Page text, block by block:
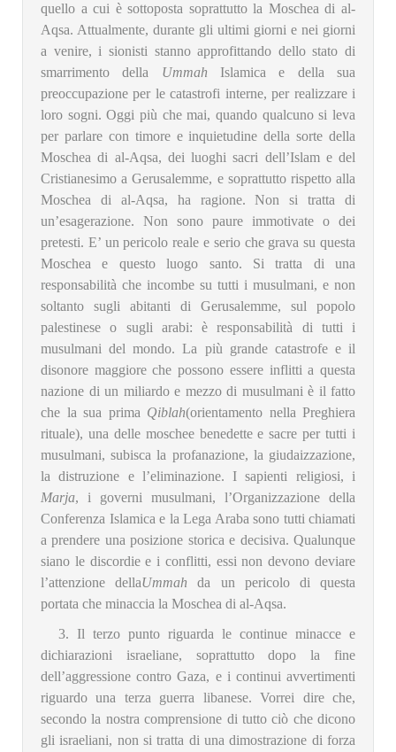
quello a cui è sottoposta soprattutto la Moschea di al-
Aqsa. Attualmente, durante gli ultimi giorni e nei giorni
a venire, i sionisti stanno approfittando dello stato di
smarrimento della Ummah Islamica e della sua
preoccupazione per le catastrofi interne, per realizzare i
loro sogni. Oggi più che mai, quando qualcuno si leva
per parlare con timore e inquietudine della sorte della
Moschea di al-Aqsa, dei luoghi sacri dell’Islam e del
Cristianesimo a Gerusalemme, e soprattutto rispetto alla
Moschea di al-Aqsa, ha ragione. Non si tratta di
un’esagerazione. Non sono paure immotivate o dei
pretesti. E’ un pericolo reale e serio che grava su questa
Moschea e questo luogo santo. Si tratta di una
responsabilità che incombe su tutti i musulmani, e non
soltanto sugli abitanti di Gerusalemme, sul popolo
palestinese o sugli arabi: è responsabilità di tutti i
musulmani del mondo. La più grande catastrofe e il
disonore maggiore che possono essere inflitti a questa
nazione di un miliardo e mezzo di musulmani è il fatto
che la sua prima Qiblah(orientamento nella Preghiera
rituale), una delle moschee benedette e sacre per tutti i
musulmani, subisca la profanazione, la giudaizzazione,
la distruzione e l’eliminazione. I sapienti religiosi, i
Marja, i governi musulmani, l’Organizzazione della
Conferenza Islamica e la Lega Araba sono tutti chiamati
a prendere una posizione storica e decisiva. Qualunque
siano le discordie e i conflitti, essi non devono deviare
l’attenzione dellaUmmah da un pericolo di questa
portata che minaccia la Moschea di al-Aqsa.
3. Il terzo punto riguarda le continue minacce e
dichiarazioni israeliane, soprattutto dopo la fine
dell’aggressione contro Gaza, e i continui avvertimenti
riguardo una terza guerra libanese. Vorrei dire che,
secondo la nostra comprensione di tutto ciò che dicono
gli israeliani, non si tratta di una dimostrazione di forza